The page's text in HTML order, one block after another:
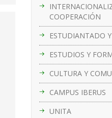
COOPERACIÓN
ESTUDIANTADO
ESTUDIOS Y
CULTURA Y
CAMPUS IBERUS
UNITA